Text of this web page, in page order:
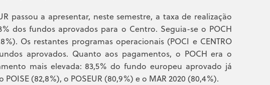
passou a apresentar, neste semestre, a taxa de realização
dos fundos aprovados para o Centro. Seguia-se o POCH
Os restantes programas operacionais (POCI e CENTRO
aprovados. Quanto aos pagamentos, o POCH era o
mais elevada: 83,5% do fundo europeu aprovado já
(82,8%), o POSEUR (80,9%) e o MAR 2020 (80,4%).